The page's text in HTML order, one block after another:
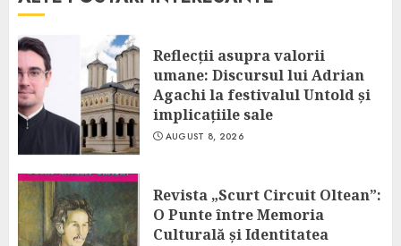
Reflecții asupra valorii
umane: Discursul lui Adrian
Agachi la festivalul Untold și
implicațiile sale
AUGUST 8, 2026
Revista „Scurt Circuit Oltean”:
O Punte între Memoria
Culturală și Identitatea